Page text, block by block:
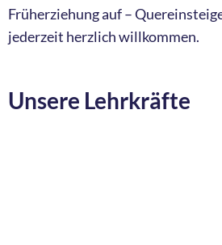
Früherziehung auf –
jederzeit herzlich willkommen.
Unsere Lehrkräfte